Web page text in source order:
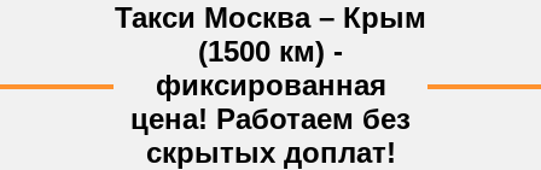
*Откуда
*Куда
*Тел.
E-mail
Такси Москва – Крым
(1500 км) -
фиксированная
цена! Работаем без
скрытых доплат!